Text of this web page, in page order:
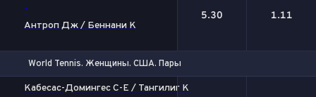
-
Антроп Дж / Беннани К
5.30 1.11
World Tennis. Женщины. США. Пары
Кабесас-Домингес С-Е / Тангилиг К